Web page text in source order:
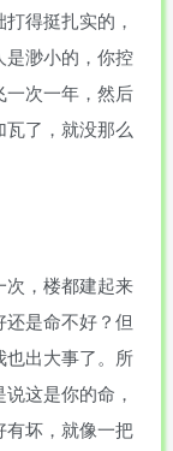
得挺扎实的，
是渺小的，你控
一次一年，然后
了，就没那么
次，楼都建起来
是命不好？但
也出大事了。所
这是你的命，
有坏，就像一把